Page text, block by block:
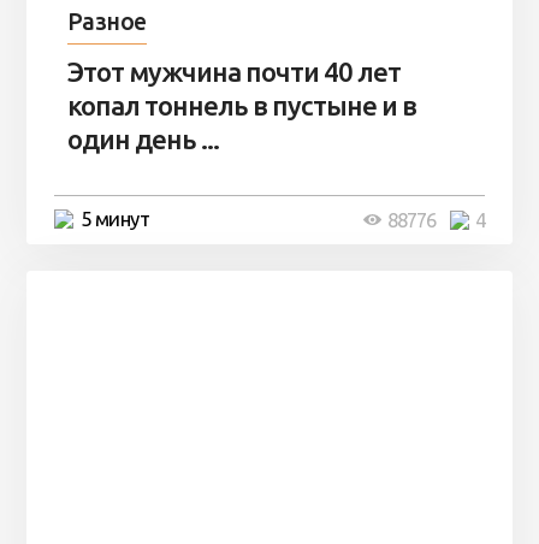
Разное
Этот мужчина почти 40 лет
копал тоннель в пустыне и в
один день ...
5 минут 4
88776